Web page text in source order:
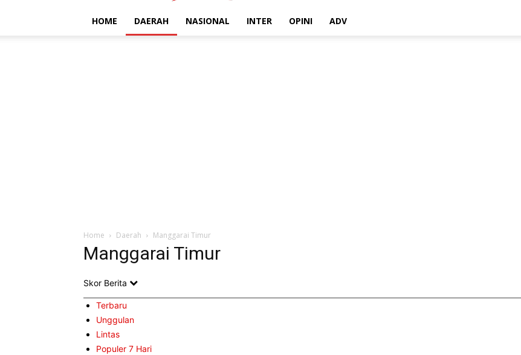
HOME DAERAH NASIONAL INTER OPINI ADV
Home Daerah Manggarai Timur
Manggarai Timur
Skor Berita
Terbaru
Unggulan
Lintas
Populer 7 Hari